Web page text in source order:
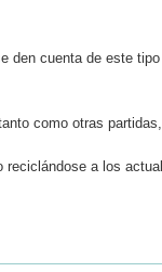
den cuenta de este
como otras
a los